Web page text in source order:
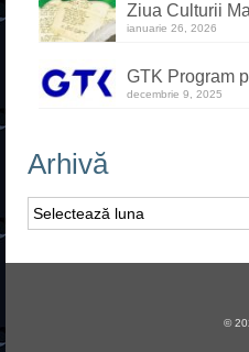
Postliceal
Ziua Culturii
ianuarie 26, 2026
GTK Program
decembrie 9, 2025
Arhivă
Arhivă
©